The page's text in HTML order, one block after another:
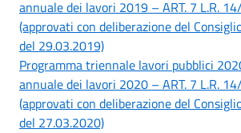
annuale dei lavori 2019 – ART. 7 L.R.
(approvati con deliberazione del
del 29.03.2019)
Programma triennale lavori pubblici
annuale dei lavori 2020 – ART. 7 L.R.
(approvati con deliberazione del
del 27.03.2020)